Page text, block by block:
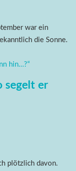
war ein
die Sonne.
segelt er
plötzlich davon.